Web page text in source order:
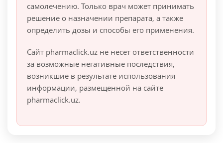
самолечению. Только врач может принимать
решение о назначении препарата, а также
определить дозы и способы его применения.
Сайт pharmaclick.uz не несет ответственности
за возможные негативные последствия,
возникшие в результате использования
информации, размещенной на сайте
pharmaclick.uz.